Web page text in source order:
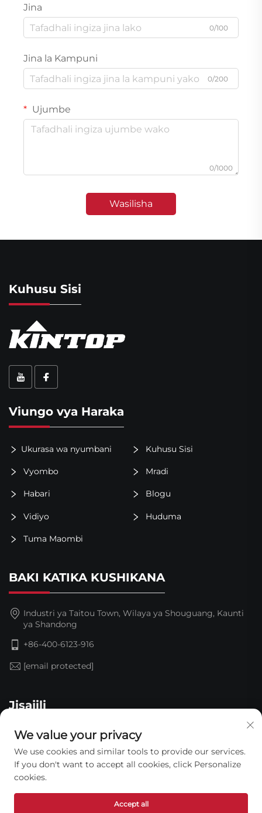
Jina
0/100
Jina la Kampuni
0/200
Ujumbe
0/1000
Wasilisha
Kuhusu Sisi
Viungo vya Haraka
Ukurasa wa nyumbani Kuhusu Sisi
Vyombo Mradi
Habari Blogu
Vidiyo Huduma
Tuma Maombi
BAKI KATIKA KUSHIKANA
Industri ya Taitou Town, Wilaya ya Shouguang, Kaunti
ya Shandong
+86-400-6123-916
[email protected]
Jisajili
Copyright © 2026 Kampuni ya Teknolojia ya Usafi wa Maji
We value your privacy
We use cookies and similar tools to provide our services.
If you don't want to accept all cookies, click Personalize
cookies.
Accept all